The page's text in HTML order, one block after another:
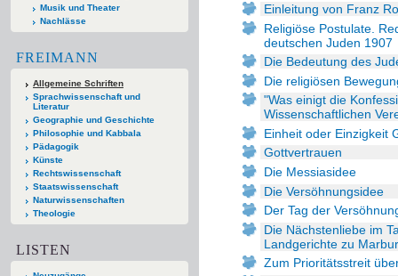
Musik und Theater
Nachlässe
FREIMANN
Allgemeine Schriften
Sprachwissenschaft und
Literatur
Geographie und Geschichte
Philosophie und Kabbala
Pädagogik
Künste
Rechtswissenschaft
Staatswissenschaft
Naturwissenschaften
Theologie
LISTEN
Einleitung von Franz
Religiöse Postulate.
deutschen Juden 1907
Die Bedeutung des
Die religiösen
"Was einigt die
Wissenschaftlichen
Einheit oder Einzigkeit
Gottvertrauen
Die Messiasidee
Die Versöhnungsidee
Der Tag der
Die Nächstenliebe im
Landgerichte zu
Zum Prioritätsstreit